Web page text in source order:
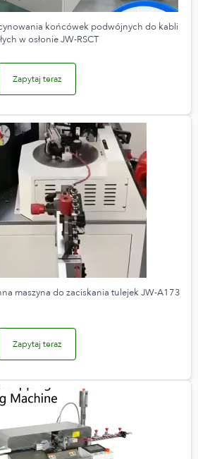
końcówek podwójnych do kabli
w osłonie JW-RSCT
Zapytaj teraz
maszyna do zaciskania tulejek JW-A173
Zapytaj teraz